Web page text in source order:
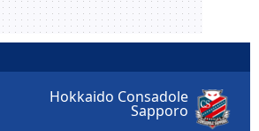
Hokkaido Consadole
Sapporo